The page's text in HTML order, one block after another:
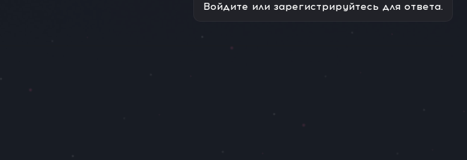
Войдите или зарегистрируйтесь для ответа.